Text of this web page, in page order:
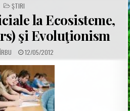
POSTED
IN
ŞTIRI
la Ecosisteme,
şi Evoluţionism
P
U
B
L
I
S
H
E
D
D
12/05/2012